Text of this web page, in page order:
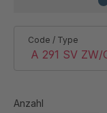
Code / Type
Anzahl